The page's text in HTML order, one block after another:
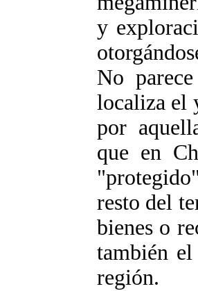
y
No
localiza el
por
que en
resto del
bienes o
también
región.